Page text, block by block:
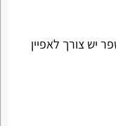
יש צורך לאפיין